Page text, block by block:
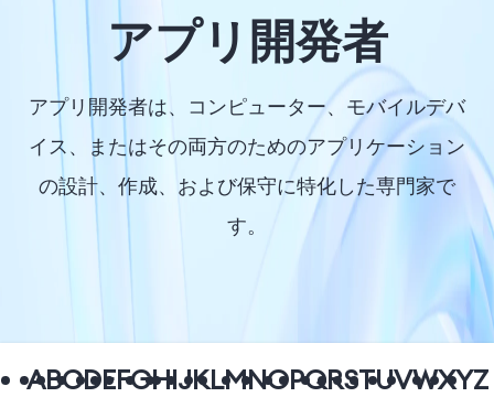
ソリューション
リソース
会社
アプリ開発者
アプリ開発者は、コンピューター、モバイルデバ
イス、またはその両方のためのアプリケーション
の設計、作成、および保守に特化した専門家で
す。
ABCDEFGHIJKLMNOPQRSTUVWXYZ